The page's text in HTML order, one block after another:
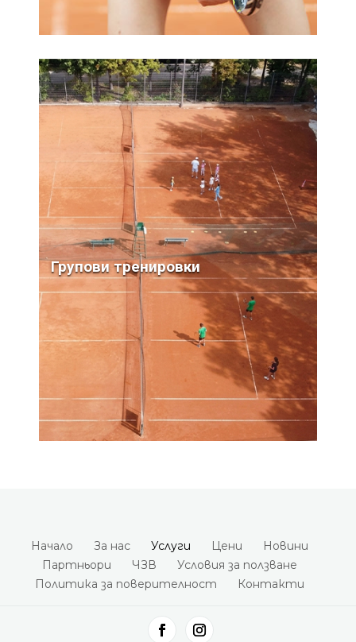
НАПРЕД
Групови тренировки
Начало За нас Услуги Цени
Новини
Партньори
ЧЗВ
Условия за ползване
Политика за поверителност
Контакти